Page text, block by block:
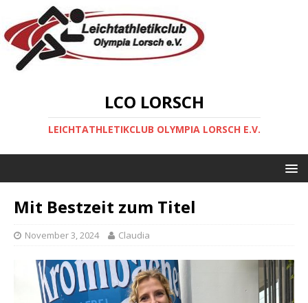
LCO LORSCH
LEICHTATHLETIKCLUB OLYMPIA LORSCH E.V.
Mit Bestzeit zum Titel
November 3, 2024 Claudia